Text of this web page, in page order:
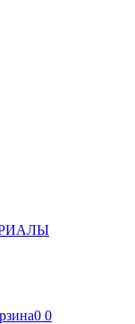
0 0